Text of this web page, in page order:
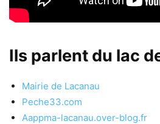
Ils parlent du lac
Mairie de Lacanau
Peche33.com
Aappma-lacanau.over-blog.fr